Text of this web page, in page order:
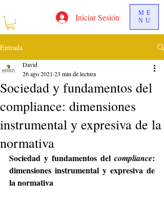
Iniciar Sesión
ME
NU
Entrada
Sociedad y fundamentos del
compliance: dimensiones
instrumental y expresiva de la
normativa
David
26 ago 2021 23 min de lectura
Sociedad y fundamentos del compliance:
dimensiones instrumental y expresiva de
la normativa